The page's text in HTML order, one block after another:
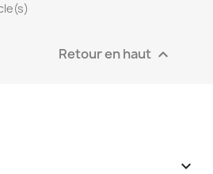
Retour en haut 
